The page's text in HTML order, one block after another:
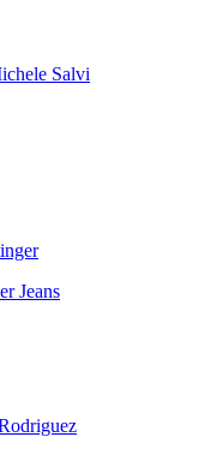
Salvi